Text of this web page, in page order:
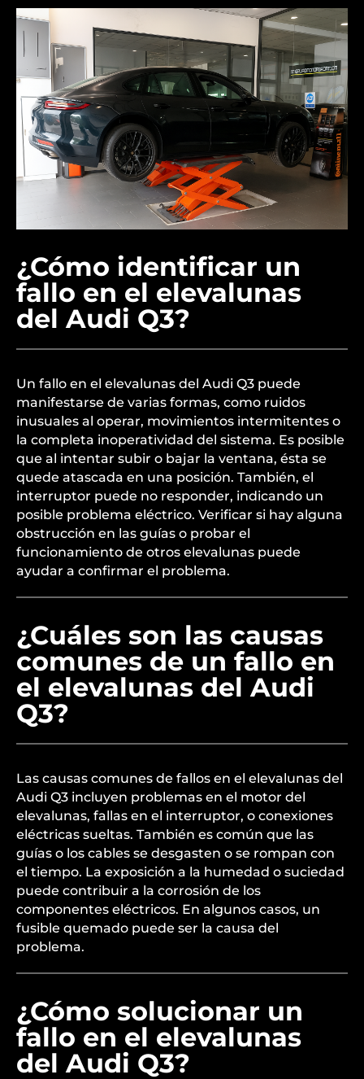
¿Cómo identificar un
fallo en el elevalunas
del Audi Q3?
Un fallo en el elevalunas del Audi Q3 puede
manifestarse de varias formas, como ruidos
inusuales al operar, movimientos intermitentes o
la completa inoperatividad del sistema. Es posible
que al intentar subir o bajar la ventana, ésta se
quede atascada en una posición. También, el
interruptor puede no responder, indicando un
posible problema eléctrico. Verificar si hay alguna
obstrucción en las guías o probar el
funcionamiento de otros elevalunas puede
ayudar a confirmar el problema.
¿Cuáles son las causas
comunes de un fallo en
el elevalunas del Audi
Q3?
Las causas comunes de fallos en el elevalunas del
Audi Q3 incluyen problemas en el motor del
elevalunas, fallas en el interruptor, o conexiones
eléctricas sueltas. También es común que las
guías o los cables se desgasten o se rompan con
el tiempo. La exposición a la humedad o suciedad
puede contribuir a la corrosión de los
componentes eléctricos. En algunos casos, un
fusible quemado puede ser la causa del
problema.
¿Cómo solucionar un
fallo en el elevalunas
del Audi Q3?